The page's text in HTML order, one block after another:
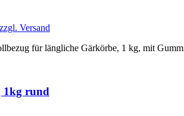
zzgl. Versand
für längliche Gärkörbe, 1 kg, mit
1kg rund